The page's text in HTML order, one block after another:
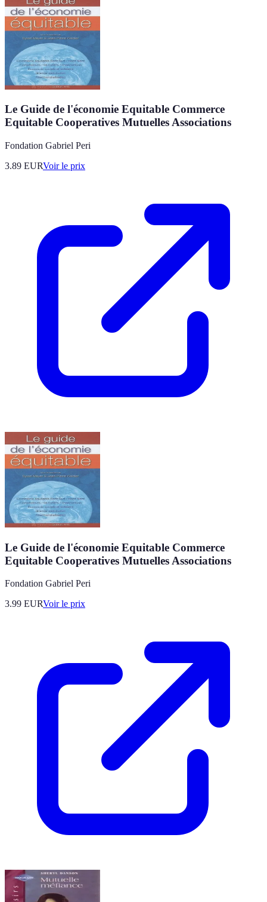
Le Guide de l'économie Equitable Commerce
Equitable Cooperatives Mutuelles Associations
Fondation Gabriel Peri
3.89 EURVoir le prix
Le Guide de l'économie Equitable Commerce
Equitable Cooperatives Mutuelles Associations
Fondation Gabriel Peri
3.99 EURVoir le prix